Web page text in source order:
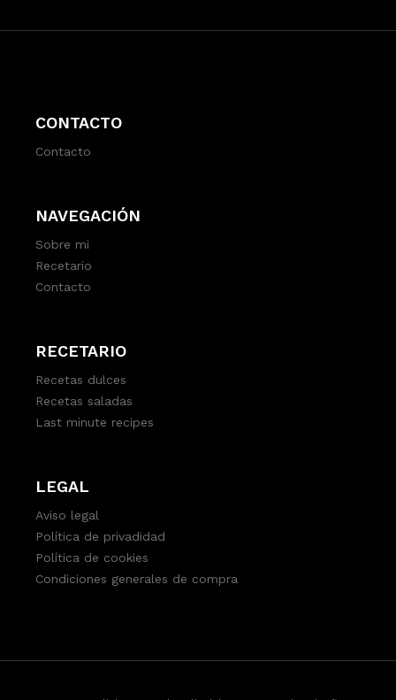
CONTACTO
Contacto
NAVEGACIÓN
Sobre mi
Recetario
Contacto
RECETARIO
Recetas dulces
Recetas saladas
Last minute recipes
LEGAL
Aviso legal
Política de privadidad
Política de cookies
Condiciones generales de compra